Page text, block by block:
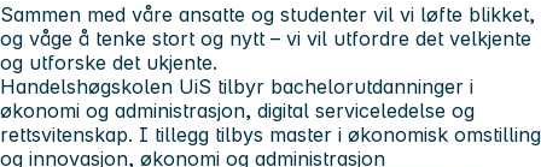
Sammen med våre ansatte og studenter vil vi løfte blikket,
og våge å tenke stort og nytt – vi vil utfordre det velkjente
og utforske det ukjente.
Handelshøgskolen UiS tilbyr bachelorutdanninger i
økonomi og administrasjon, digital serviceledelse og
rettsvitenskap. I tillegg tilbys master i økonomisk omstilling
og innovasjon, økonomi og administrasjon